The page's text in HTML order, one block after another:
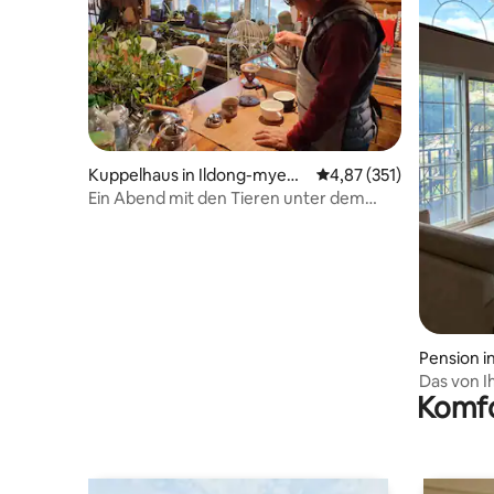
Kuppelhaus in Ildong-myeo
n, Pocheon-si
Durchschnittliche
4,87 (351)
Ein Abend mit den Tieren unter dem
Pension
Das von
in
Familie